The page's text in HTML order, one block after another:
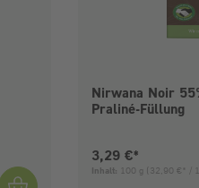
Nirwana Noir
Praliné-Füllung
Aktueller Preis:
3,29 €*
Inhalt: 100 g (32,90 €* /